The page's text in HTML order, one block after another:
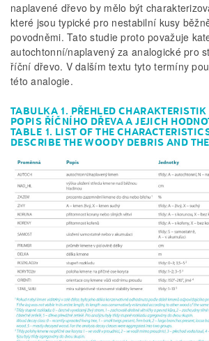
naplavené dřevo by mělo být
které jsou typické pro nestabilní kusy
povodněmi. Tato studie proto považuje
autochtonní/naplavený za analogické pro
říční dřevo. V dalším textu tyto termíny
této analogie.
TABULKA 1. PŘEHLED
POPIS ŘÍČNÍHO DŘEVA A JEJICH
TABLE 1. LIST OF THE
DESCRIBE THE WOODY DEBRIS AND